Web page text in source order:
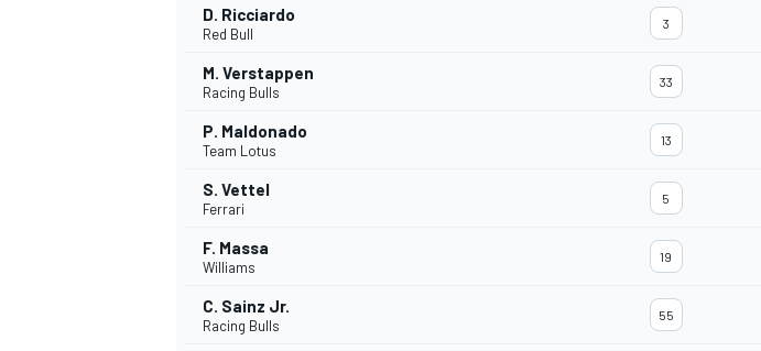
D. Ricciardo
Red Bull
3
M. Verstappen
Racing Bulls
33
P. Maldonado
Team Lotus
13
S. Vettel
Ferrari
5
F. Massa
Williams
19
C. Sainz Jr.
Racing Bulls
55